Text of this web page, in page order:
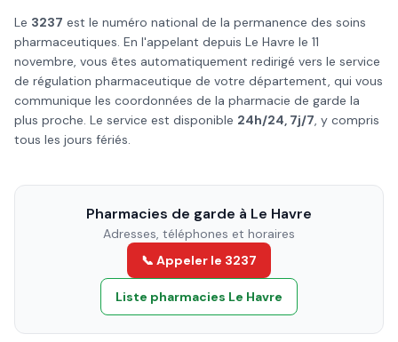
Le 3237 est le numéro national de la permanence des soins
pharmaceutiques. En l'appelant depuis Le Havre le 11
novembre, vous êtes automatiquement redirigé vers le service
de régulation pharmaceutique de votre département, qui vous
communique les coordonnées de la pharmacie de garde la
plus proche. Le service est disponible 24h/24, 7j/7, y compris
tous les jours fériés.
Pharmacies de garde à Le Havre
Adresses, téléphones et horaires
📞 Appeler le 3237
Liste pharmacies Le Havre